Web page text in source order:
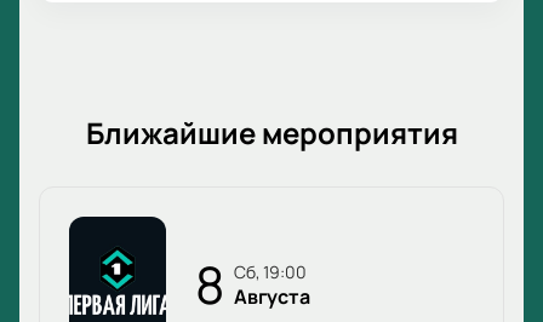
Ближайшие мероприятия
8 сб, 19:00
Августа